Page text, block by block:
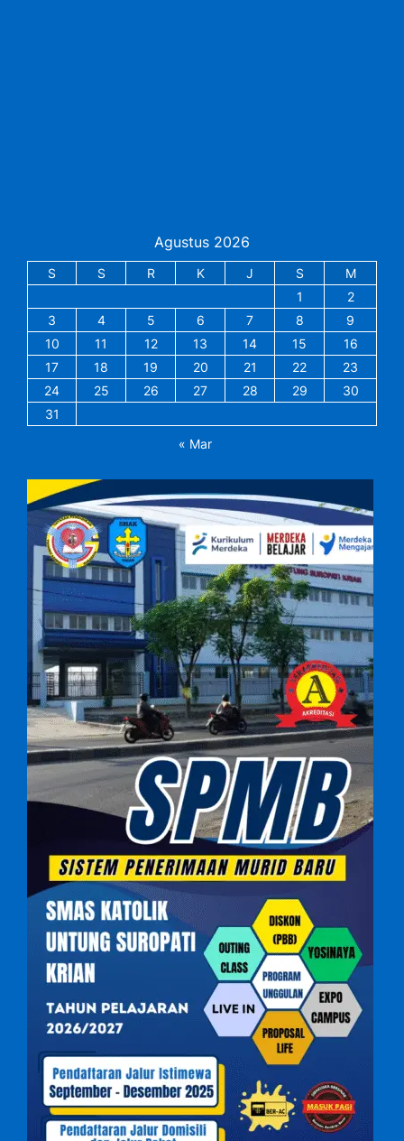
Agustus 2026
S S R K J S
M
1
2
3
4 5 6 7 8
9
10
11 12 13 14 15
16
17
18 19 20 21 22
23
24
25 26 27 28 29
30
31
« Mar